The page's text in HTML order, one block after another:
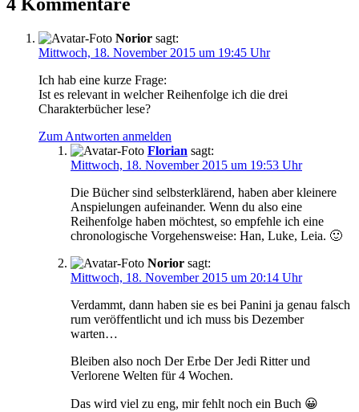
Norior sagt:
Mittwoch, 18. November 2015 um 19:45 Uhr
Ich hab eine kurze Frage:
Ist es relevant in welcher Reihenfolge ich die drei
Charakterbücher lese?
Zum Antworten anmelden
Florian sagt:
Mittwoch, 18. November 2015 um 19:53 Uhr
Die Bücher sind selbsterklärend, haben aber kleinere
Anspielungen aufeinander. Wenn du also eine
Reihenfolge haben möchtest, so empfehle ich eine
chronologische Vorgehensweise: Han, Luke, Leia. 🙂
Norior sagt:
Mittwoch, 18. November 2015 um 20:14 Uhr
Verdammt, dann haben sie es bei Panini ja genau falsch
rum veröffentlicht und ich muss bis Dezember
warten…
Bleiben also noch Der Erbe Der Jedi Ritter und
Verlorene Welten für 4 Wochen.
Das wird viel zu eng, mir fehlt noch ein Buch 😀